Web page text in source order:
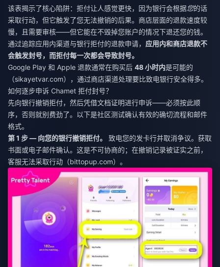
该表揭示了核心陷阱：拒付让人感觉更快，因为银行会根据您的话
采取行动，但它触发了您无法撤销的后果。商店层面的退款速度较
慢，且需要审核——但它能在不毁掉您账户的情况下退还您的钱。
通过追踪应用内渠道与银行拒付的退款申请， 应用内和商店退款不
会触发封号，而拒付每一次都会导致封号。
Google Play 和 Apple 退款通常在购买后 48 小时内是可能的
（sikayetvar.com），通过商店渠道处理要比致电银行安全得多。
如何逐步申诉 Chamet 拒付封号？
先向银行撤销拒付，然后凭借文档证明进行申诉——必须按此顺
序，否则就别费劲了。以下是社区测试确认有效的确切流程和邮件
格式。
第 1 步 — 向您的银行撤销拒付。
致电您的发卡行并取消争议。获取
书面或电子邮件确认。这是不可协商的；在撤销记录被证实之前，
客服无法采取行动（bittopup.com）。